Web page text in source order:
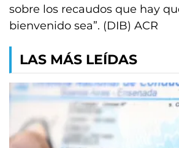
sobre los recaudos que hay
bienvenido sea”. (DIB) ACR
LAS MÁS LEÍDAS